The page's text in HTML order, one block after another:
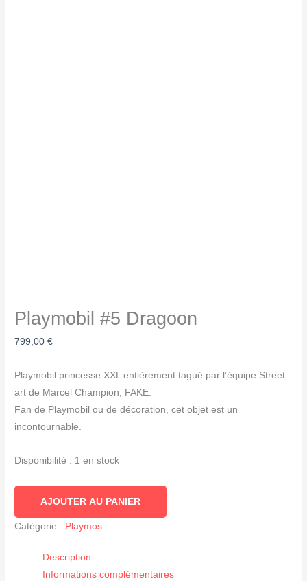
Playmobil #5 Dragoon
799,00€
Playmobil princesse XXL entièrement tagué par l’équipe Street
art de Marcel Champion, FAKE.
Fan de Playmobil ou de décoration, cet objet est un
incontournable.
Disponibilité : 1 en stock
Playmobil
Dragoon
AJOUTER AU PANIER
Catégorie : Playmos
Description
Informations complémentaires